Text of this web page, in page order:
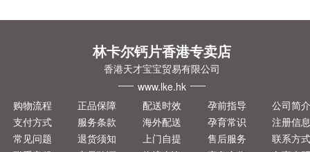
林卡尔钙片香港专卖店
香港天才宝宝贸易有限公司
www.lke.hk
购物流程
支付方式
常见问题
正品保障
服务条款
退货须知
配送时效
海外配送
上门自提
孕前指导
孕育常识
售后服务
公司简
注册信
联系方